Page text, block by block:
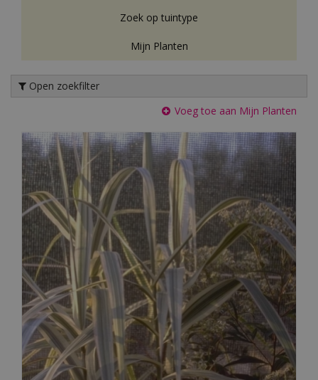
Zoek op tuintype
Mijn Planten
Open zoekfilter
Voeg toe aan Mijn Planten